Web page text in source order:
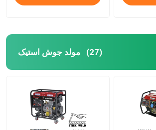
مولد جوش استیک (27)